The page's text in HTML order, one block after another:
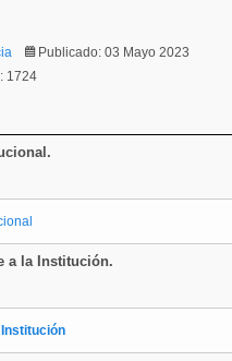
Publicado: 03 Mayo 2023
1724
.
a la Institución.
Institución